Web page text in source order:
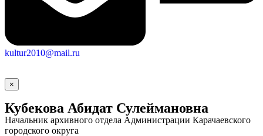
kultur2010@mail.ru
×
Кубекова Абидат Сулеймановна
Начальник архивного отдела Администрации Карачаевского
городского округа